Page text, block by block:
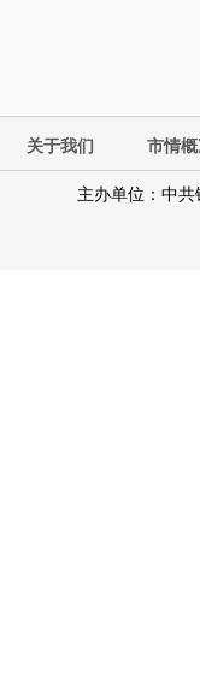
关于我们 市情
主办单位：中